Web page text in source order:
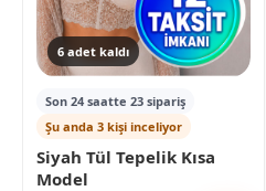
6 adet kaldı
Son 24 saatte 23 sipariş
Şu anda 3 kişi inceliyor
Siyah Tül Tepelik Kısa
Model